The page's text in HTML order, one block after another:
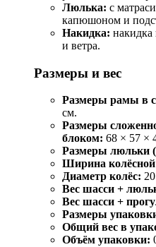
Люлька: с
капюшоном и
Накидка: накидка
и ветра.
Размеры и вес
Размеры рамы в
см.
Размеры
блоком: 68 × 57 ×
Размеры люльки
Ширина
Диаметр колёс:
Вес шасси +
Вес шасси +
Размеры
Общий вес в
Объём упаковки: